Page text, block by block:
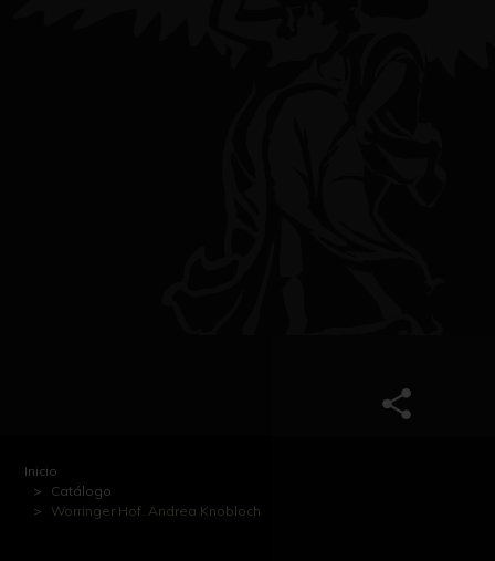
Inicio
Catálogo
Worringer Hof. Andrea Knobloch